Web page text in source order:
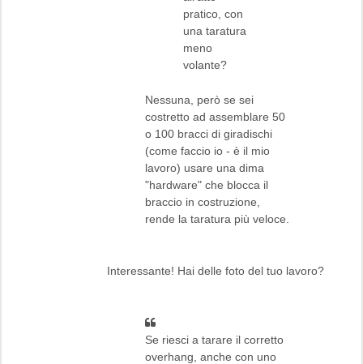
pratico, con
una taratura
meno
volante?
Nessuna, però se sei
costretto ad assemblare 50
o 100 bracci di giradischi
(come faccio io - è il mio
lavoro) usare una dima
"hardware" che blocca il
braccio in costruzione,
rende la taratura più veloce.
Interessante! Hai delle foto del tuo lavoro?
Se riesci a tarare il corretto
overhang, anche con uno